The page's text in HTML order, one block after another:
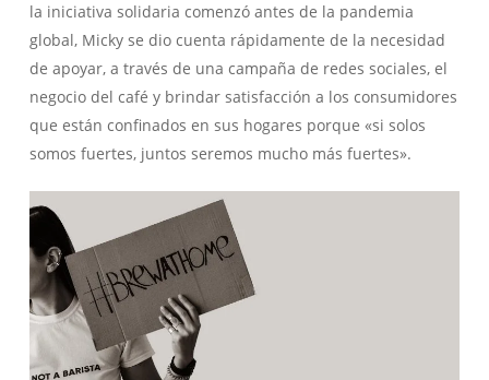
la iniciativa solidaria comenzó antes de la pandemia
global, Micky se dio cuenta rápidamente de la necesidad
de apoyar, a través de una campaña de redes sociales, el
negocio del café y brindar satisfacción a los consumidores
que están confinados en sus hogares porque «si solos
somos fuertes, juntos seremos mucho más fuertes».